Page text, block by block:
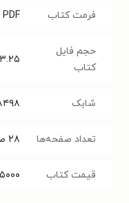
فرمت کتاب PDF
حجم فایل
کتاب
شابک
تعداد صفحه‌ها ۲۸
قیمت کتاب